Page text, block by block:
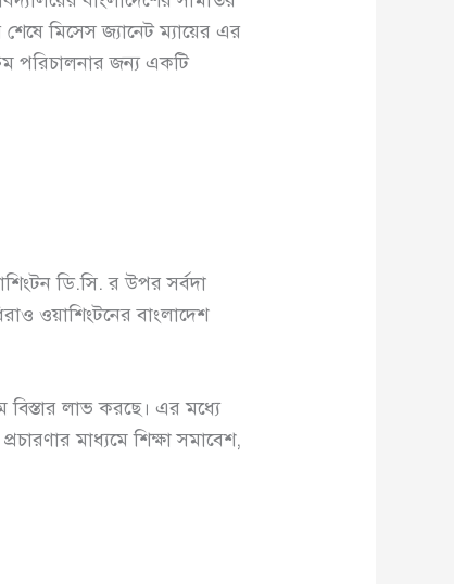
মিসেস জ্যানেট ম্যায়ের এর
পরিচালনার জন্য একটি
ডি.সি. র উপর সর্বদা
ওয়াশিংটনের বাংলাদেশ
বিস্তার লাভ করছে। এর মধ্যে
মাধ্যমে শিক্ষা সমাবেশ,